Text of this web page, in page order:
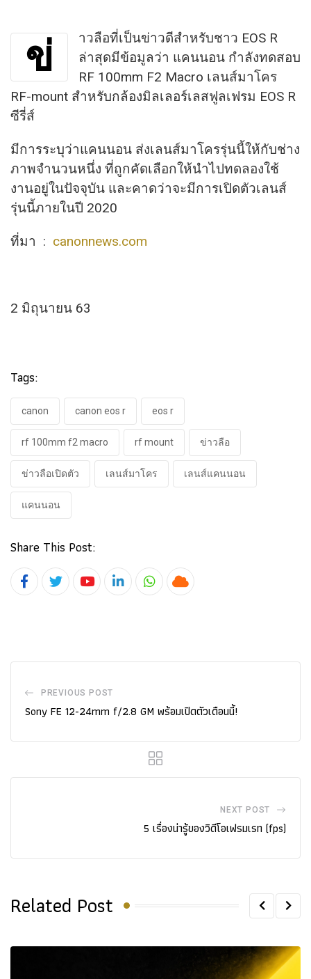
ข่
าวลือที่เป็นข่าวดีสำหรับชาว EOS R
ล่าสุดมีข้อมูลว่า แคนนอน กำลังทดสอบ
RF 100mm F2 Macro เลนส์มาโคร
RF-mount สำหรับกล้องมิลเลอร์เลสฟูลเฟรม EOS R
ซีรี่ส์
มีการระบุว่าแคนนอน ส่งเลนส์มาโครรุ่นนี้ให้กับช่าง
ภาพจำนวนหนึ่ง ที่ถูกคัดเลือกให้นำไปทดลองใช้
งานอยู่ในปัจจุบัน และคาดว่าจะมีการเปิดตัวเลนส์
รุ่นนี้ภายในปี 2020
ที่มา : canonnews.com
2 มิถุนายน 63
Tags:
canon canon eos r eos r
rf 100mm f2 macro rf mount ข่าวลือ
ข่าวลือเปิดตัว เลนส์มาโคร เลนส์แคนนอน
แคนนอน
Share This Post:
YoutubeLinkedInWhatsapp
Cloud
PREVIOUS POST
Sony FE 12-24mm f/2.8 GM พร้อมเปิดตัวเดือนนี้!
NEXT POST
5 เรื่องน่ารู้ของวิดีโอเฟรมเรท (fps)
Related Post